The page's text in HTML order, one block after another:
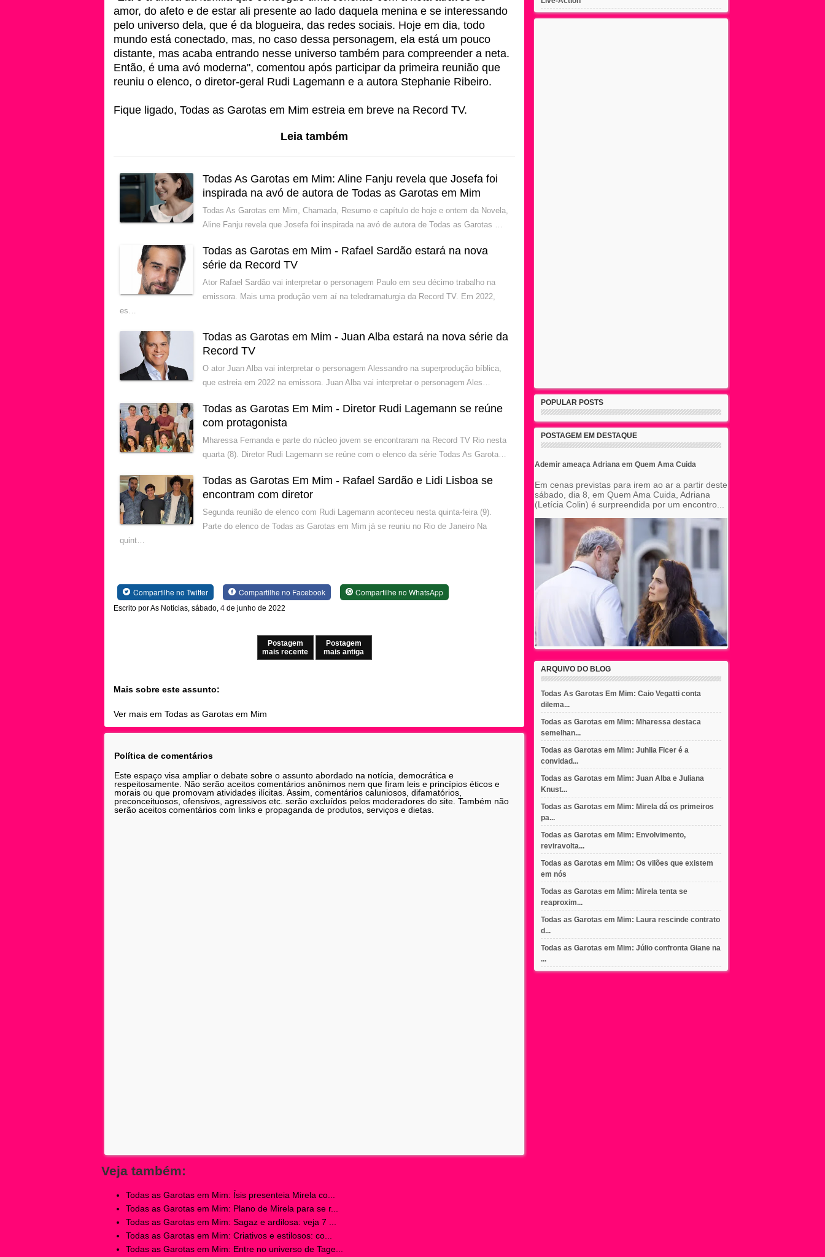
amor, do afeto e de estar ali presente ao lado daquela menina e se interessando
pelo universo dela, que é da blogueira, das redes sociais. Hoje em dia, todo
mundo está conectado, mas, no caso dessa personagem, ela está um pouco
distante, mas acaba entrando nesse universo também para compreender a neta.
Então, é uma avó moderna", comentou após participar da primeira reunião que
reuniu o elenco, o diretor-geral Rudi Lagemann e a autora Stephanie Ribeiro.
Fique ligado, Todas as Garotas em Mim estreia em breve na Record TV.
Leia também
Todas As Garotas em Mim: Aline Fanju revela que Josefa foi
inspirada na avó de autora de Todas as Garotas em Mim
Todas As Garotas em Mim, Chamada, Resumo e capítulo de hoje e ontem da Novela,
Aline Fanju revela que Josefa foi inspirada na avó de autora de Todas as Garotas …
Todas as Garotas em Mim - Rafael Sardão estará na nova
série da Record TV
Ator Rafael Sardão vai interpretar o personagem Paulo em seu décimo trabalho na
emissora. Mais uma produção vem aí na teledramaturgia da Record TV. Em 2022,
es…
Todas as Garotas em Mim - Juan Alba estará na nova série da
Record TV
O ator Juan Alba vai interpretar o personagem Alessandro na superprodução bíblica,
que estreia em 2022 na emissora. Juan Alba vai interpretar o personagem Ales…
Todas as Garotas Em Mim - Diretor Rudi Lagemann se reúne
com protagonista
Mharessa Fernanda e parte do núcleo jovem se encontraram na Record TV Rio nesta
quarta (8). Diretor Rudi Lagemann se reúne com o elenco da série Todas As Garota…
Todas as Garotas Em Mim - Rafael Sardão e Lidi Lisboa se
encontram com diretor
Segunda reunião de elenco com Rudi Lagemann aconteceu nesta quinta-feira (9).
Parte do elenco de Todas as Garotas em Mim já se reuniu no Rio de Janeiro Na
quint…
Compartilhe no Twitter Compartilhe no Facebook Compartilhe no WhatsApp
Escrito por As Noticias, sábado, 4 de junho de 2022
Postagem
mais recente
Postagem
mais antiga
Mais sobre este assunto:
Ver mais em Todas as Garotas em Mim
Política de comentários
Este espaço visa ampliar o debate sobre o assunto abordado na notícia, democrática e
respeitosamente. Não serão aceitos comentários anônimos nem que firam leis e princípios éticos e
morais ou que promovam atividades ilícitas. Assim, comentários caluniosos, difamatórios,
preconceituosos, ofensivos, agressivos etc. serão excluídos pelos moderadores do site. Também não
serão aceitos comentários com links e propaganda de produtos, serviços e dietas.
Veja também:
Todas as Garotas em Mim: Ísis presenteia Mirela co...
Todas as Garotas em Mim: Plano de Mirela para se r...
Todas as Garotas em Mim: Sagaz e ardilosa: veja 7 ...
Todas as Garotas em Mim: Criativos e estilosos: co...
Todas as Garotas em Mim: Entre no universo de Tage...
POPULAR POSTS
POSTAGEM EM DESTAQUE
Ademir ameaça Adriana em Quem Ama Cuida
Em cenas previstas para irem ao ar a partir deste
sábado, dia 8, em Quem Ama Cuida, Adriana
(Letícia Colin) é surpreendida por um encontro...
ARQUIVO DO BLOG
Todas As Garotas Em Mim: Caio Vegatti conta
dilema...
Todas as Garotas em Mim: Mharessa destaca
semelhan...
Todas as Garotas em Mim: Juhlia Ficer é a
convidad...
Todas as Garotas em Mim: Juan Alba e Juliana
Knust...
Todas as Garotas em Mim: Mirela dá os primeiros
pa...
Todas as Garotas em Mim: Envolvimento,
reviravolta...
Todas as Garotas em Mim: Os vilões que existem
em nós
Todas as Garotas em Mim: Mirela tenta se
reaproxim...
Todas as Garotas em Mim: Laura rescinde contrato
d...
Todas as Garotas em Mim: Júlio confronta Giane na
...